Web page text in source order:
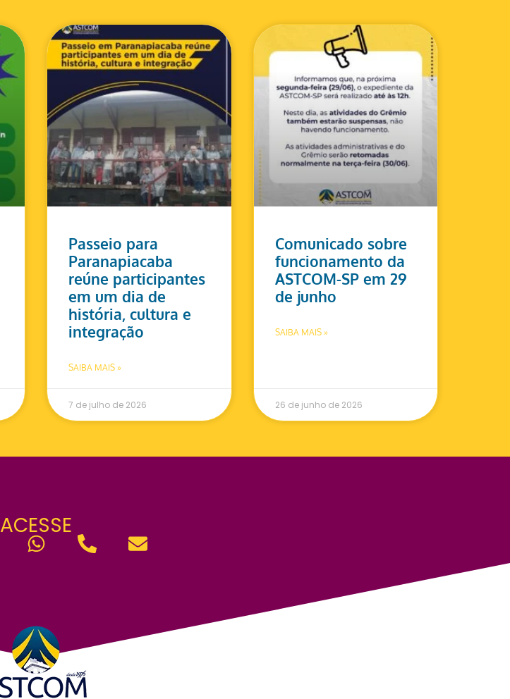
Passeio para
Paranapiacaba
reúne participantes
em um dia de
história, cultura e
integração
SAIBA MAIS »
7 de julho de 2026
Comunicado sobre
funcionamento da
ASTCOM-SP em 29
de junho
SAIBA MAIS »
26 de junho de 2026
ACESSE